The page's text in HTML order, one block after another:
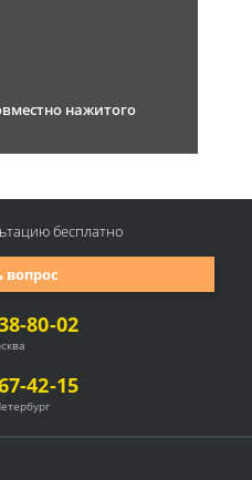
нажитого
80-02
42-15
вопрос
бесплатно